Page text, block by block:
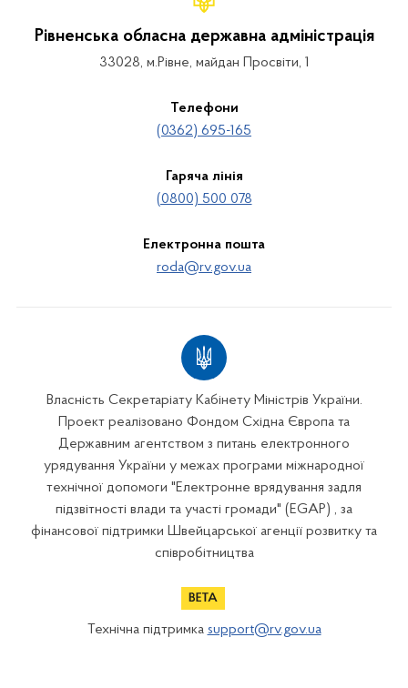
Рівненська обласна державна адміністрація
33028, м.Рівне, майдан Просвіти, 1
Телефони
(0362) 695-165
Гаряча лінія
(0800) 500 078
Електронна пошта
roda@rv.gov.ua
Власність Секретаріату Кабінету Міністрів України.
Проект реалізовано Фондом Східна Європа та
Державним агентством з питань електронного
урядування України у межах програми міжнародної
технічної допомоги "Електронне врядування задля
підзвітності влади та участі громади" (EGAP) , за
фінансової підтримки Швейцарської агенції розвитку та
співробітництва
Технічна підтримка support@rv.gov.ua